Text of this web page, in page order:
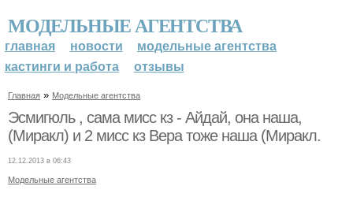
МОДЕЛЬНЫЕ АГЕНТСТВА
главная новости
модельные агентства
кастинги и работа
отзывы
Главная » Модельные агентства
Эсмигюль , сама мисс кз - Айдай, она наша,
(Mиракл) и 2 мисс кз Вера тоже наша (Миракл.
12.12.2013 в 06:43
Модельные агентства